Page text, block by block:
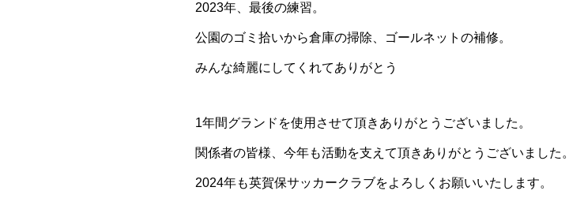
2023年、最後の練習。
公園のゴミ拾いから倉庫の掃除、ゴールネットの補修。
みんな綺麗にしてくれてありがとう
1年間グランドを使用させて頂きありがとうございました。
関係者の皆様、今年も活動を支えて頂きありがとうございました。
2024年も英賀保サッカークラブをよろしくお願いいたします。